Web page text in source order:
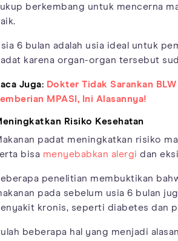
berkembang untuk mencerna
6 bulan adalah usia ideal untuk
karena organ-organ tersebut
Juga: Dokter Tidak Sarankan
MPASI, Ini Alasannya!
Risiko Kesehatan
padat meningkatkan risiko
bisa menyebabkan alergi dan
penelitian membuktikan
pada sebelum usia 6 bulan
kronis, seperti diabetes dan
beberapa hal yang menjadi